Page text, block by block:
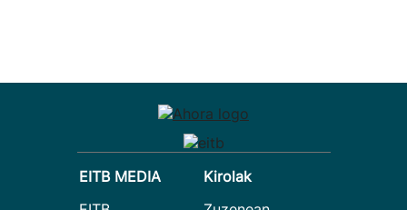
EITB MEDIA
Kirolak